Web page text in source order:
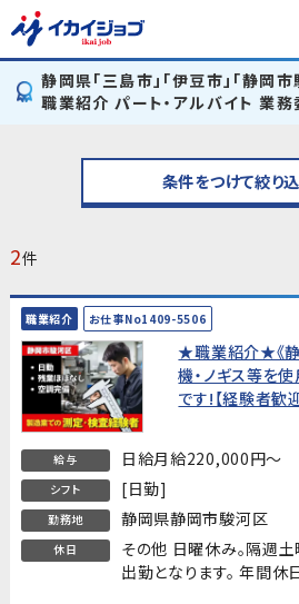
静岡県「三島市」「伊豆市」「静岡
職業紹介 パート・アルバイト 業
条件をつけて絞り
2件
職業紹介 お仕事No1409-5506
★職業紹介★《
機・ノギス等を
です!【経験者歓
給与 日給月給220,000円～
シフト [日勤]
勤務地 静岡県静岡市駿河区
休日
その他 日曜休み。隔週
出勤となります。 年間休